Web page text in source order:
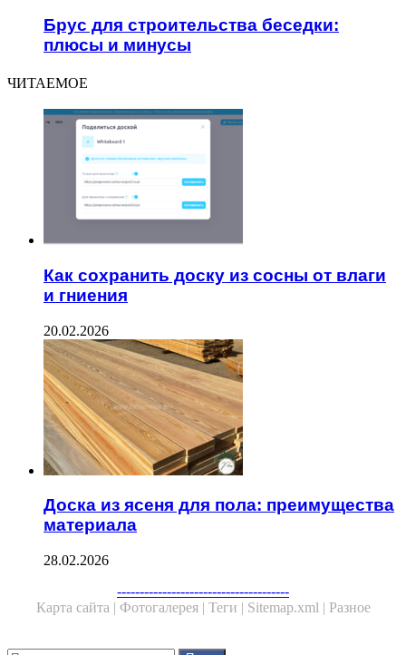
Брус для строительства беседки:
плюсы и минусы
ЧИТАЕМОЕ
Как сохранить доску из сосны от влаги
и гниения
20.02.2026
Доска из ясеня для пола: преимущества
материала
28.02.2026
--------------------------------------
Карта сайта | Фотогалерея | Теги | Sitemap.xml | Разное